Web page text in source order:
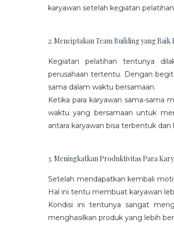
karyawan setelah kegiatan
2. Menciptakan Team Building yang Baik
Kegiatan pelatihan tentunya
perusahaan tertentu. Dengan
sama dalam waktu bersamaan.
Ketika para karyawan sama-sama
waktu yang bersamaan untuk
antara karyawan bisa terbentuk
3. Meningkatkan Produktivitas Para
Setelah mendapatkan kembali
Hal ini tentu membuat karyawan
Kondisi ini tentunya sangat
menghasilkan produk yang lebih